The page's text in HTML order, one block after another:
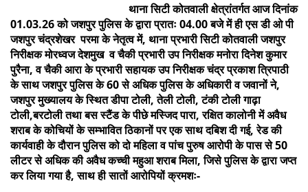
थाना सिटी कोतवाली क्षेत्रांतर्गत आज दिनांक
01.03.26 को जशपुर पुलिस के द्वारा प्रातः 04.00 बजे में ही एस डी ओ पी
जशपुर चंद्रशेखर परमा के नेतृत्व में, थाना प्रभारी सिटी कोतवाली जशपुर
निरीक्षक मोरध्वज देशमुख व चैकी प्रभारी उप निरीक्षक मनोरा दिनेश कुमार
पुरैना, व चैकी आरा के प्रभारी सहायक उप निरीक्षक चंद्र प्रकाश त्रिपाठी
के साथ जशपुर पुलिस के 60 से अधिक पुलिस के अधिकारी व जवानों ने,
जशपुर मुख्यालय के स्थित डीपा टोली, तेली टोली, टंकी टोली गाढ़ा
टोली,बरटोली तथा बस स्टैंड के पीछे मस्जिद पारा, रक्षित कालोनी में अवैध
शराब के कोचियों के सम्भावित ठिकानों पर एक साथ दबिश दी गई, रेड की
कार्यवाही के दौरान पुलिस को दो महिला व पांच पुरुष आरोपी के पास से 50
लीटर से अधिक की अवैध कच्ची महुआ शराब मिला, जिसे पुलिस के द्वारा जप्त
कर लिया गया है, साथ ही सातों आरोपियों क्रमशः-